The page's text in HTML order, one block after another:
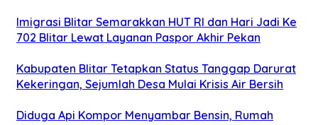
Imigrasi Blitar Semarakkan HUT RI dan Hari Jadi Ke
702 Blitar Lewat Layanan Paspor Akhir Pekan
Kabupaten Blitar Tetapkan Status Tanggap Darurat
Kekeringan, Sejumlah Desa Mulai Krisis Air Bersih
Diduga Api Kompor Menyambar Bensin, Rumah